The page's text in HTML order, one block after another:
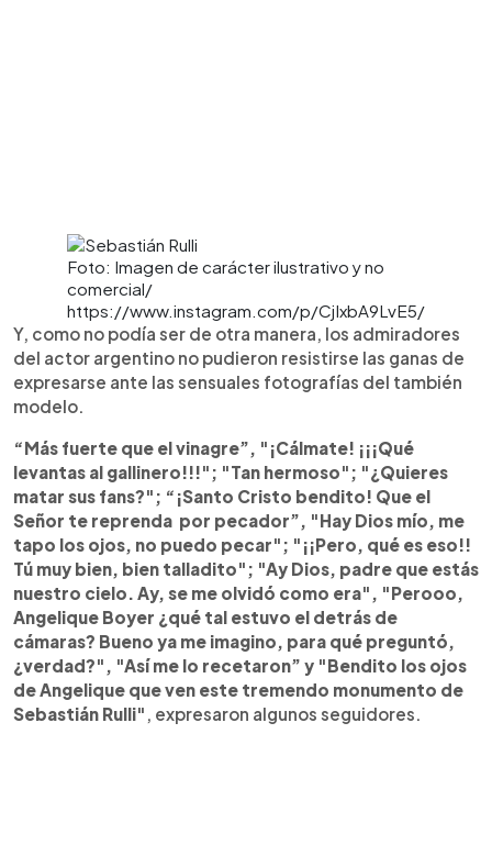
Foto: Imagen de carácter ilustrativo y no
comercial/
https://www.instagram.com/p/CjIxbA9LvE5/
Y, como no podía ser de otra manera, los admiradores
del actor argentino no pudieron resistirse las ganas de
expresarse ante las sensuales fotografías del también
modelo.
“Más fuerte que el vinagre”, "¡Cálmate! ¡¡¡Qué
levantas al gallinero!!!"; "Tan hermoso"; "¿Quieres
matar sus fans?"; “¡Santo Cristo bendito! Que el
Señor te reprenda por pecador”, "Hay Dios mío, me
tapo los ojos, no puedo pecar"; "¡¡Pero, qué es eso!!
Tú muy bien, bien talladito"; "Ay Dios, padre que estás
nuestro cielo. Ay, se me olvidó como era", "Perooo,
Angelique Boyer ¿qué tal estuvo el detrás de
cámaras? Bueno ya me imagino, para qué preguntó,
¿verdad?", "Así me lo recetaron” y "Bendito los ojos
de Angelique que ven este tremendo monumento de
Sebastián Rulli" , expresaron algunos seguidores.